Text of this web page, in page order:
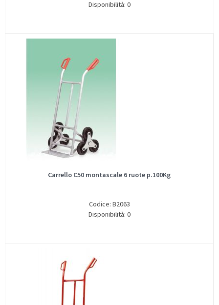
Disponibilità: 0
Carrello C50 montascale 6 ruote p.100Kg
Codice: B2063
Disponibilità: 0